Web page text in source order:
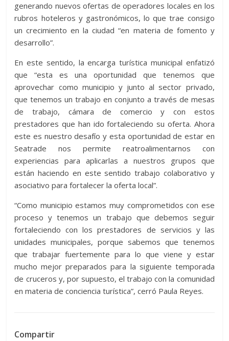
generando nuevos ofertas de operadores locales en los
rubros hoteleros y gastronómicos, lo que trae consigo
un crecimiento en la ciudad “en materia de fomento y
desarrollo”.
En este sentido, la encarga turística municipal enfatizó
que “esta es una oportunidad que tenemos que
aprovechar como municipio y junto al sector privado,
que tenemos un trabajo en conjunto a través de mesas
de trabajo, cámara de comercio y con estos
prestadores que han ido fortaleciendo su oferta. Ahora
este es nuestro desafío y esta oportunidad de estar en
Seatrade nos permite reatroalimentarnos con
experiencias para aplicarlas a nuestros grupos que
están haciendo en este sentido trabajo colaborativo y
asociativo para fortalecer la oferta local”.
“Como municipio estamos muy comprometidos con ese
proceso y tenemos un trabajo que debemos seguir
fortaleciendo con los prestadores de servicios y las
unidades municipales, porque sabemos que tenemos
que trabajar fuertemente para lo que viene y estar
mucho mejor preparados para la siguiente temporada
de cruceros y, por supuesto, el trabajo con la comunidad
en materia de conciencia turística”, cerró Paula Reyes.
Compartir